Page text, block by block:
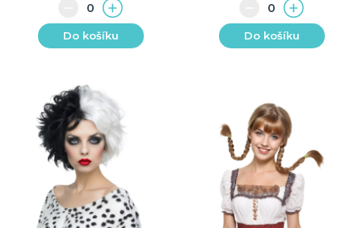
Do košíku Do košíku